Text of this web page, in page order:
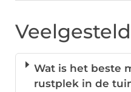
Wat is het beste
rustplek in de